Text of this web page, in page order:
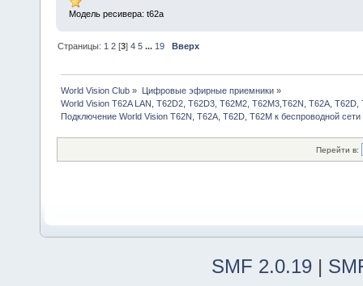
Модель ресивера: t62a
Страницы: 1 2 [3]4 5 ... 19 Вверх
World Vision Club » Цифровые эфирные приемники»
World Vision T62A LAN, T62D2, T62D3, T62M2, T62M3,T62N, T62A, T62D,
Подключение World Vision T62N, T62A, T62D, Т62М к беспроводной сети
Перейти в:
SMF 2.0.19 |